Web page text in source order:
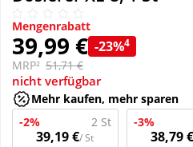
Sanitätshaus
Sport & Fitness
Tierbedarf
Mengenrabatt
39,99 € -23%4
MRP² 51,71 €
nicht verfügbar
Mehr kaufen, mehr sparen
-2%
2 St
39,19 €/ St
-3%
38,79 €